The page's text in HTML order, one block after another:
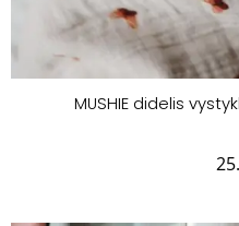
MUSHIE didelis